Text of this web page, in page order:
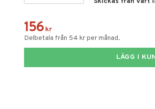
156 kr
Delbetala från 54 kr per månad.
LÄGG I